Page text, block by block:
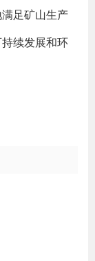
足矿山生产
续发展和环